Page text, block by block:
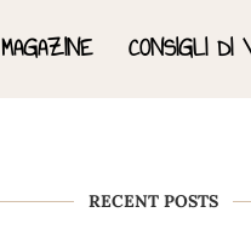
MAGAZINE CONSIGLI DI
RECENT POSTS